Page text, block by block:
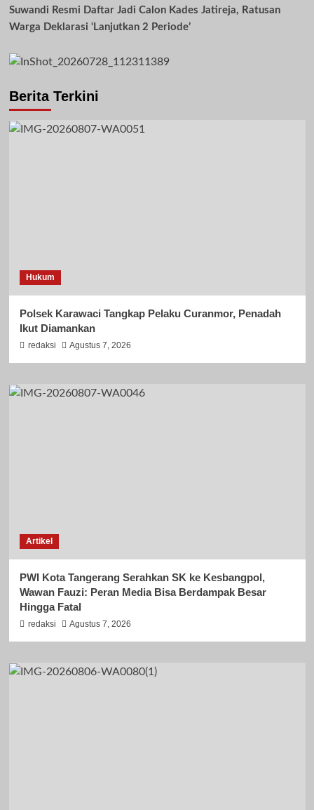
Suwandi Resmi Daftar Jadi Calon Kades Jatireja, Ratusan
Warga Deklarasi ‘Lanjutkan 2 Periode’
Berita Terkini
Hukum
Polsek Karawaci Tangkap Pelaku Curanmor, Penadah
Ikut Diamankan
redaksi Agustus 7, 2026
Artikel
PWI Kota Tangerang Serahkan SK ke Kesbangpol,
Wawan Fauzi: Peran Media Bisa Berdampak Besar
Hingga Fatal
redaksi Agustus 7, 2026